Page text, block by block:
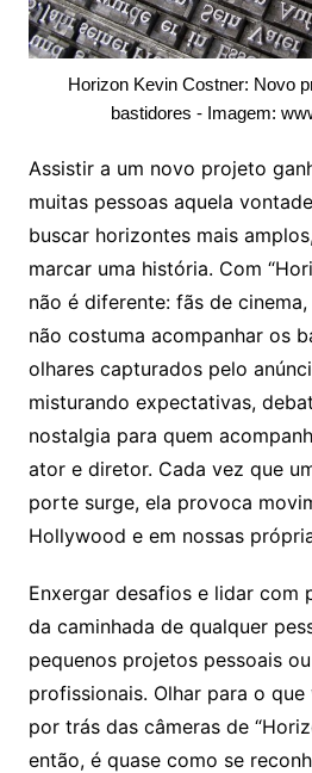
Horizon Kevin Costner: Novo
bastidores - Imagem:
Assistir a um novo projeto
muitas pessoas aquela
buscar horizontes mais
marcar uma história. Com
não é diferente: fãs de
não costuma acompanhar os
olhares capturados pelo
misturando expectativas,
nostalgia para quem
ator e diretor. Cada vez que
porte surge, ela provoca
Hollywood e em nossas
Enxergar desafios e lidar com
da caminhada de qualquer
pequenos projetos pessoais
profissionais. Olhar para o
por trás das câmeras de
então, é quase como se